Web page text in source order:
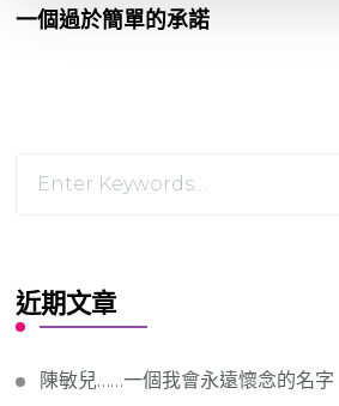
一個過於簡單的承諾
近期文章
陳敏兒……一個我會永遠懷念的名字